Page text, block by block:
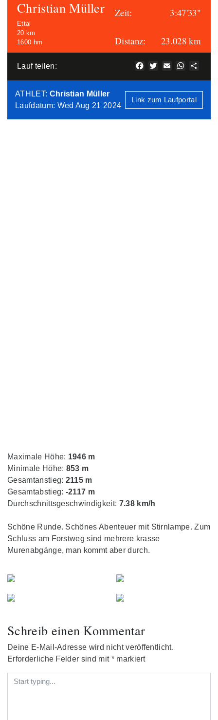
Christian Müller
Ettal
20 km
1600 hm
Zeit: 3:47'33"
Distanz:23.028 km
Lauf teilen: Facebook
TwitterEmail
ATHLET: Christian Müller
Laufdatum: Wed Aug 21 2024
Link zum Laufportal
Maximale Höhe: 1946 m
Minimale Höhe: 853 m
Gesamtanstieg: 2115 m
Gesamtabstieg: -2117 m
Durchschnittsgeschwindigkeit: 7.38 km/h
Schöne Runde. Schönes Abenteuer mit Stirnlampe. Zum
Schluss am Forstweg sind mehrere krasse
Murenabgänge, man kommt aber durch.
Schreib einen Kommentar
Deine E-Mail-Adresse wird nicht veröffentlicht.
Erforderliche Felder sind mit *markiert